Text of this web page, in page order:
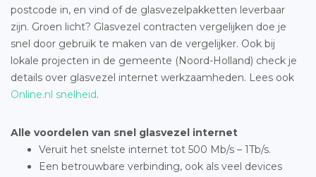
postcode in, en vind of de glasvezelpakketten leverbaar
zijn. Groen licht? Glasvezel contracten vergelijken doe je
snel door gebruik te maken van de vergelijker. Ook bij
lokale projecten in de gemeente (Noord-Holland) check je
details over glasvezel internet werkzaamheden. Lees ook
Online.nl snelheid.
Alle voordelen van snel glasvezel internet
Veruit het snelste internet tot 500 Mb/s – 1Tb/s.
Een betrouwbare verbinding, ook als veel devices